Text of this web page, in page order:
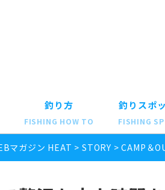
釣り方
FISHING HOW TO
釣りスポ
FISHING
マガジン HEAT >STORY >CAMP＆